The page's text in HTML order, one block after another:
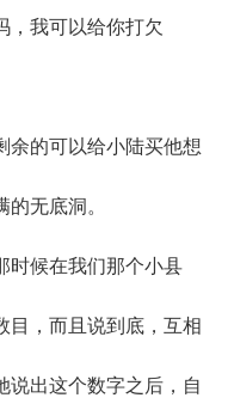
我可以给你打欠
的可以给小陆买他想
无底洞。
候在我们那个小县
目，而且说到底，互相
说出这个数字之后，自